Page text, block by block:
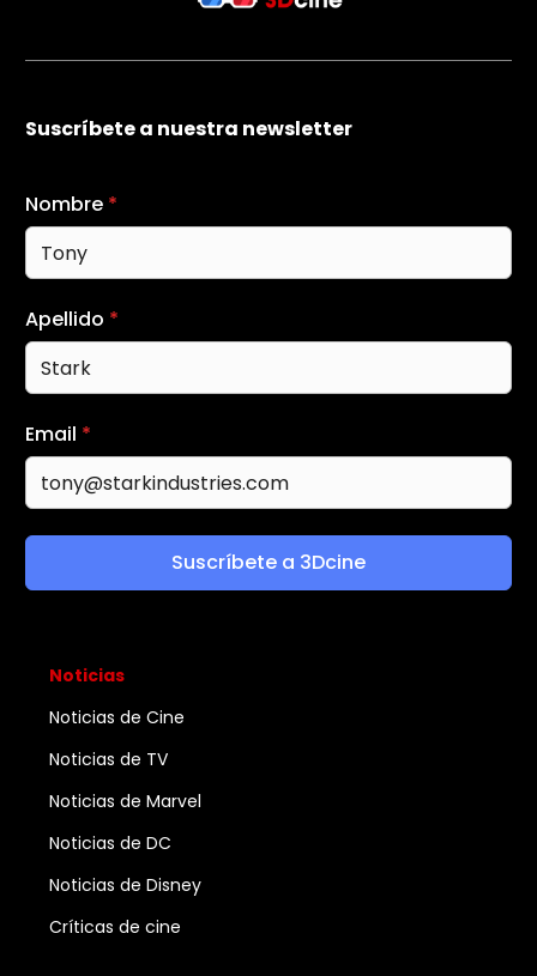
Suscríbete a nuestra newsletter
Nombre *
Apellido *
Email *
Suscríbete a 3Dcine
Noticias
Noticias de Cine
Noticias de TV
Noticias de Marvel
Noticias de DC
Noticias de Disney
Críticas de cine